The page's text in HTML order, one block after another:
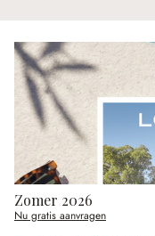
Zomer 2026
Nu gratis aanvragen